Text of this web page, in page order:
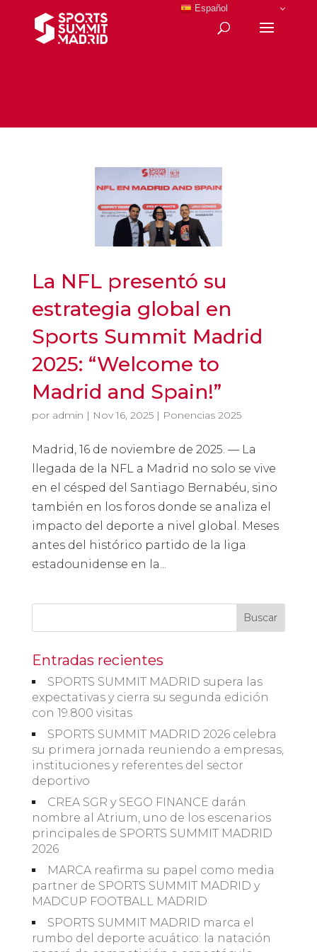
La NFL presentó su
estrategia global en
Sports Summit Madrid
2025: “Welcome to
Madrid and Spain!”
por admin | Nov 16, 2025| Ponencias 2025
Madrid, 16 de noviembre de 2025. — La
llegada de la NFL a Madrid no solo se vive
en el césped del Santiago Bernabéu, sino
también en los foros donde se analiza el
impacto del deporte a nivel global. Meses
antes del histórico partido de la liga
estadounidense en la...
Buscar
Entradas recientes
SPORTS SUMMIT MADRID supera las
expectativas y cierra su segunda edición
con 19.800 visitas
SPORTS SUMMIT MADRID 2026 celebra
su primera jornada reuniendo a empresas,
instituciones y referentes del sector
deportivo
CREA SGR y SEGO FINANCE darán
nombre al Atrium, uno de los escenarios
principales de SPORTS SUMMIT MADRID
2026
MARCA reafirma su papel como media
partner de SPORTS SUMMIT MADRID y
MADCUP FOOTBALL MADRID
SPORTS SUMMIT MADRID marca el
rumbo del deporte acuático: la natación
Español